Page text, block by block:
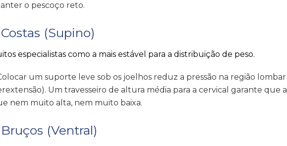
o pescoço reto.
(Supino)
especialistas como a mais estável para a distribuição de peso.
um suporte leve sob os joelhos reduz a pressão na região lombar
Um travesseiro de altura média para a cervical garante que a
nem muito alta, nem muito baixa.
(Ventral)